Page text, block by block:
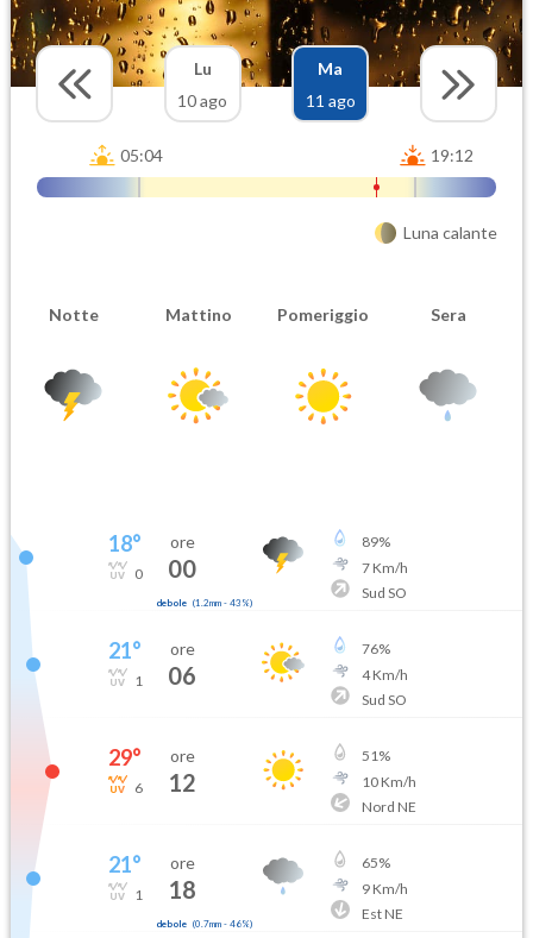
Lu
10 ago
Ma
11 ago
05:04 19:12
Luna calante
Notte Mattino Pomeriggio Sera
18°
0
ore
00
debole (1.2mm- 43 %)
89%
7Km/h
Sud SO
21°
1
ore
06
76%
4Km/h
Sud SO
29°
6
ore
12
51%
10Km/h
Nord NE
21°
1
ore
18
debole (0.7mm- 46%)
65%
9Km/h
Est NE